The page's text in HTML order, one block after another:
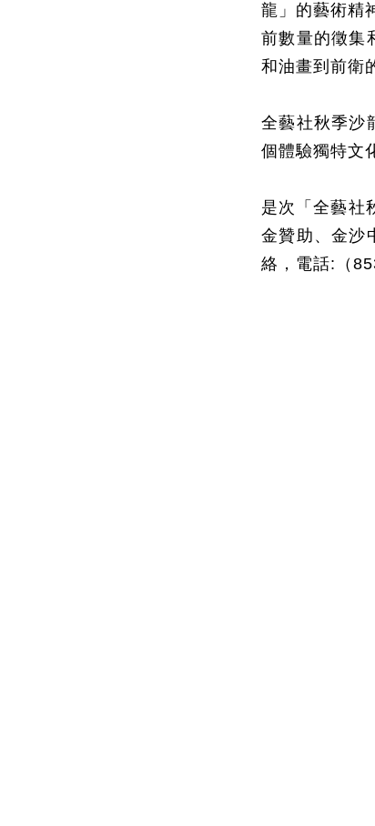
龍」的藝術精
前數量的徵集
和油畫到前衛
全藝社秋季沙
個體驗獨特文
是次「全藝社
金贊助、金沙
絡，電話: （